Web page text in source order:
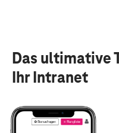
Das ultimative
Ihr Intranet